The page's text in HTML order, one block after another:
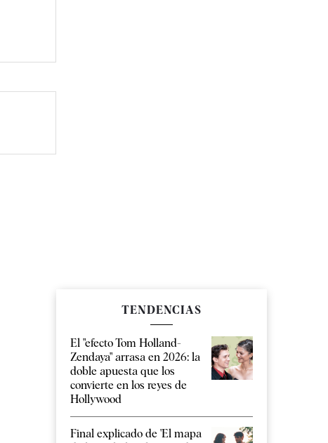
TENDENCIAS
El "efecto Tom Holland-
Zendaya" arrasa en 2026: la
doble apuesta que los
convierte en los reyes de
Hollywood
Final explicado de 'El mapa